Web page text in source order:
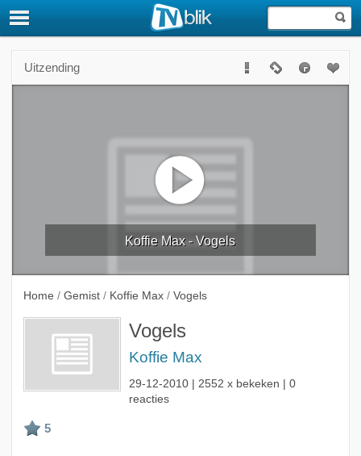
Uitzending
Koffie Max - Vogels
Home / Gemist / Koffie Max / Vogels
Vogels
Koffie Max
29-12-2010| 2552 x bekeken | 0
reacties